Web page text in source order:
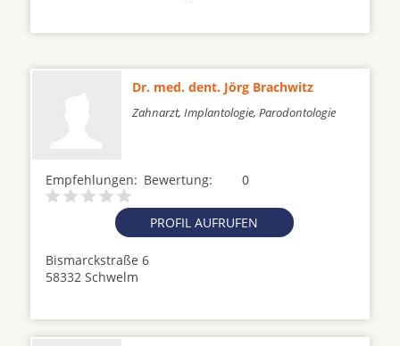
Dr. med. dent. Jörg Brachwitz
Zahnarzt, Implantologie, Parodontologie
Empfehlungen: 0
Bewertung:
PROFIL AUFRUFEN
Bismarckstraße 6
58332 Schwelm